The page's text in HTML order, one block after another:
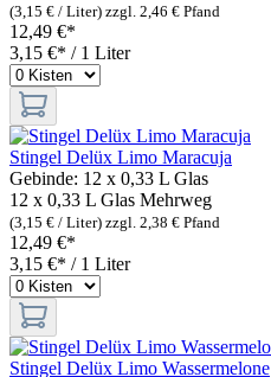
(3,15 € / Liter) zzgl. 2,46 € Pfand
12,49 €*
3,15 €* / 1 Liter
Stingel Delüx Limo Maracuja
Gebinde: 12 x 0,33 L Glas
12 x 0,33 L Glas Mehrweg
(3,15 € / Liter) zzgl. 2,38 € Pfand
12,49 €*
3,15 €* / 1 Liter
Stingel Delüx Limo Wassermelone